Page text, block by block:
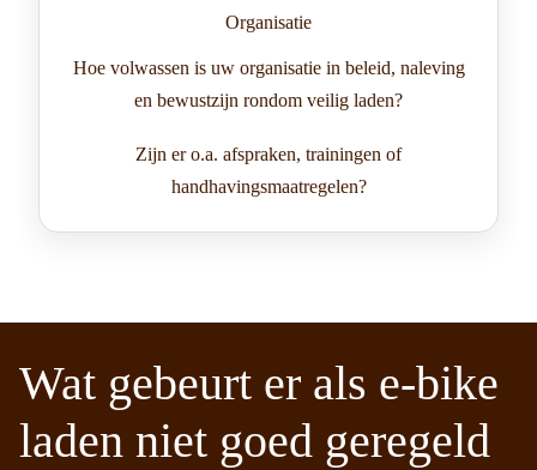
Organisatie
Hoe volwassen is uw organisatie in beleid, naleving
en bewustzijn rondom veilig laden?
Zijn er o.a. afspraken, trainingen of
handhavingsmaatregelen?
Wat gebeurt er als e-bike
laden niet goed geregeld